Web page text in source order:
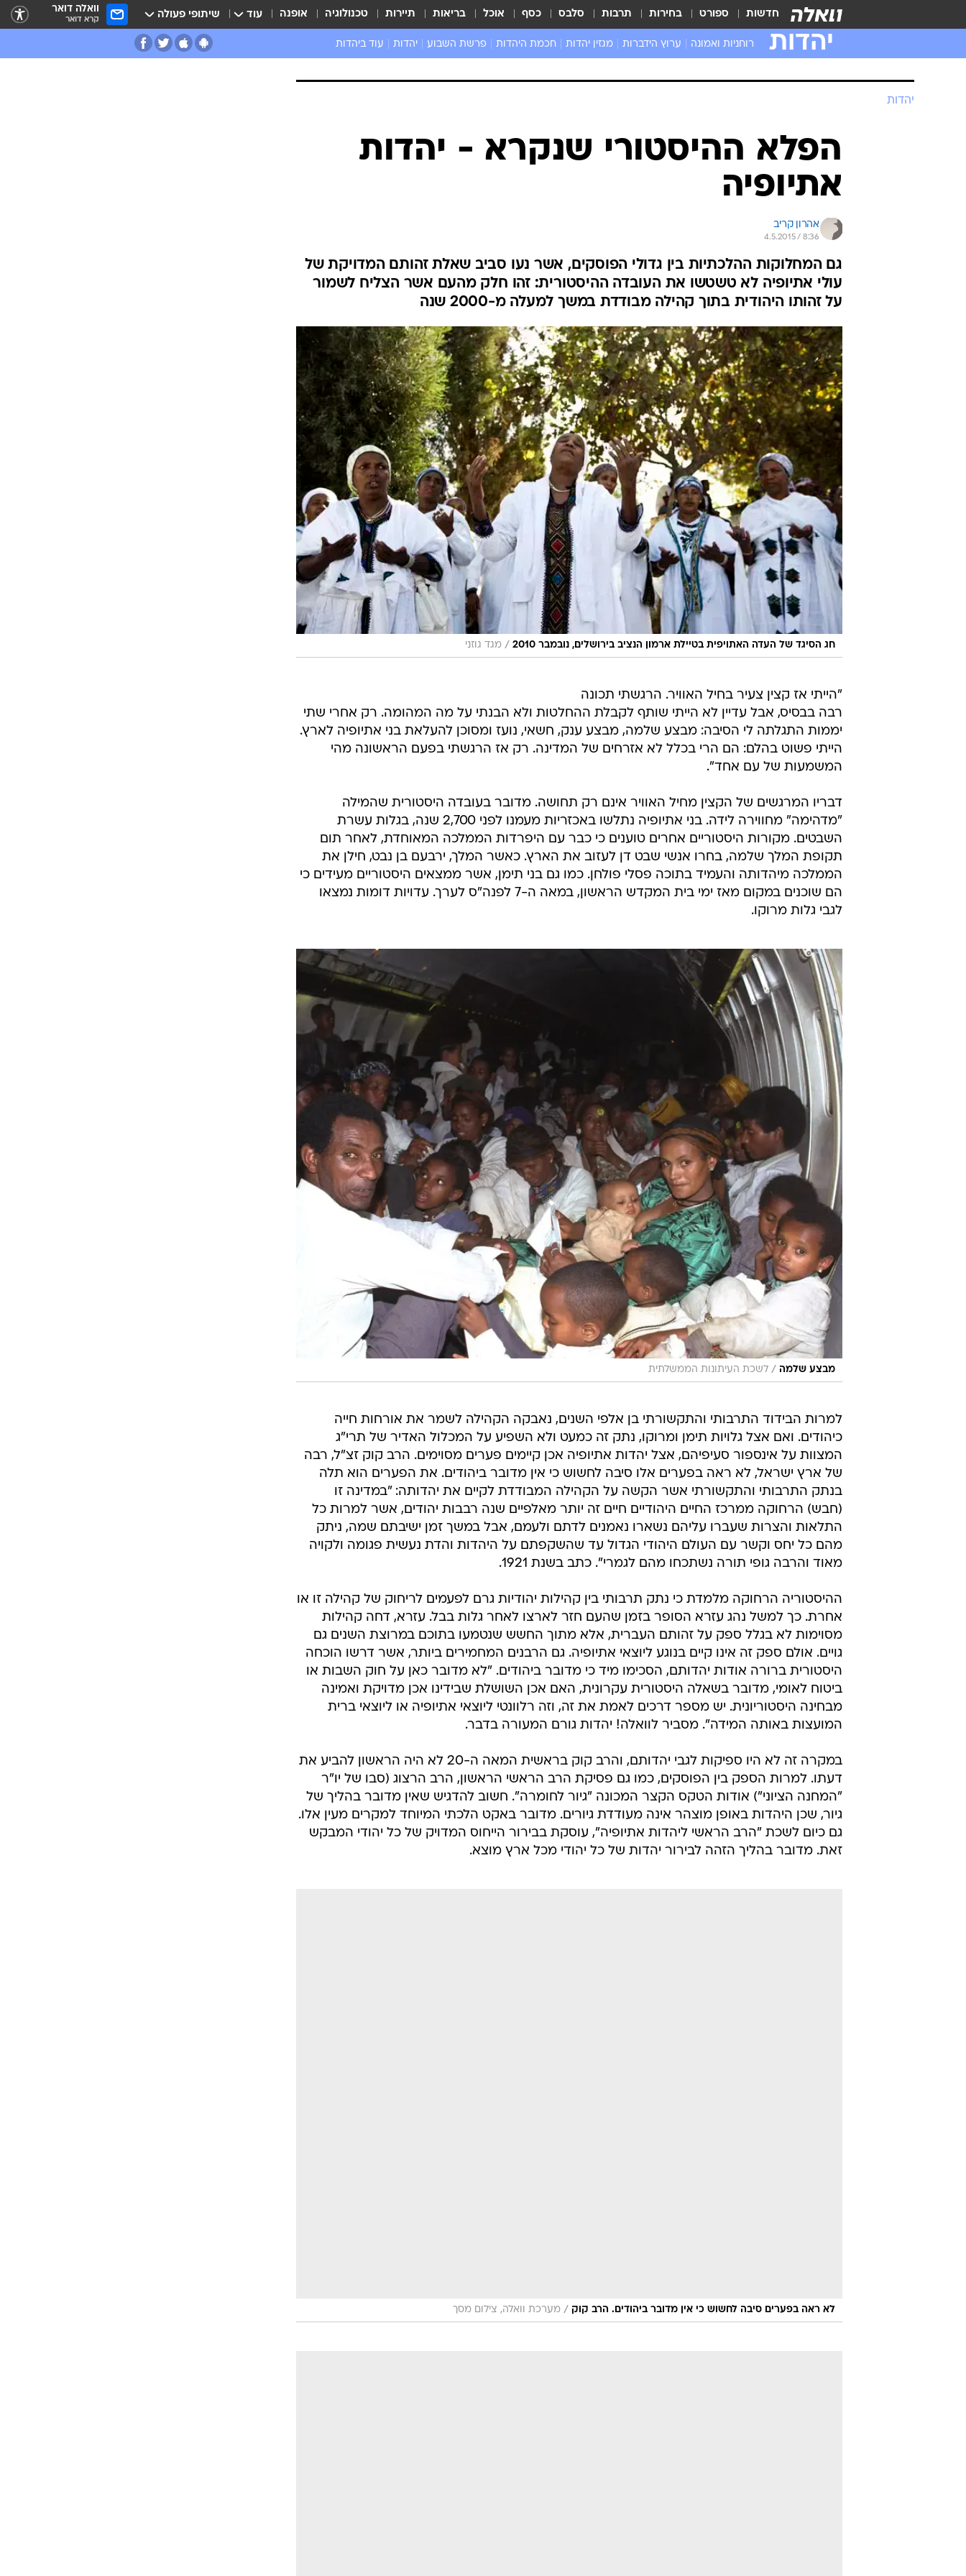
חדשות ספורט בחירות תרבות סלבס כסף אוכל בריאות תיירות טכנולוגיה אופנה עוד שיתופי פעולה וואלה דואר
קרא דואר
יהדות רוחניות ואמונה ערוץ הידברות מגזין יהדות חכמת היהדות פרשת השבוע יהדות עוד ביהדות
יהדות
הפלא ההיסטורי שנקרא - יהדות
אתיופיה
אהרון קריב
4.5.2015 / 8:36
גם המחלוקות ההלכתיות בין גדולי הפוסקים, אשר נעו סביב שאלת זהותם המדויקת של
עולי אתיופיה לא טשטשו את העובדה ההיסטורית: זהו חלק מהעם אשר הצליח לשמור
על זהותו היהודית בתוך קהילה מבודדת במשך למעלה מ-2000 שנה
חג הסיגד של העדה האתויפית בטיילת ארמון הנציב בירושלים, נובמבר 2010 / מגד גוזני
"הייתי אז קצין צעיר בחיל האוויר. הרגשתי תכונה
רבה בבסיס, אבל עדיין לא הייתי שותף לקבלת ההחלטות ולא הבנתי על מה המהומה. רק אחרי שתי
יממות התגלתה לי הסיבה: מבצע שלמה, מבצע ענק, חשאי, נועז ומסוכן להעלאת בני אתיופיה לארץ.
הייתי פשוט בהלם: הם הרי בכלל לא אזרחים של המדינה. רק אז הרגשתי בפעם הראשונה מהי
המשמעות של עם אחד".
דבריו המרגשים של הקצין מחיל האוויר אינם רק תחושה. מדובר בעובדה היסטורית שהמילה
"מדהימה" מחווירה לידה. בני אתיופיה נתלשו באכזריות מעמנו לפני 2,700 שנה, בגלות עשרת
השבטים. מקורות היסטוריים אחרים טוענים כי כבר עם היפרדות הממלכה המאוחדת, לאחר תום
תקופת המלך שלמה, בחרו אנשי שבט דן לעזוב את הארץ. כאשר המלך, ירבעם בן נבט, חילן את
הממלכה מיהדותה והעמיד בתוכה פסלי פולחן. כמו גם בני תימן, אשר ממצאים היסטוריים מעידים כי
הם שוכנים במקום מאז ימי בית המקדש הראשון, במאה ה-7 לפנה"ס לערך. עדויות דומות נמצאו
לגבי גלות מרוקו.
מבצע שלמה / לשכת העיתונות הממשלתית
למרות הבידוד התרבותי והתקשורתי בן אלפי השנים, נאבקה הקהילה לשמר את אורחות חייה
כיהודים. ואם אצל גלויות תימן ומרוקו, נתק זה כמעט ולא השפיע על המכלול האדיר של תרי"ג
המצוות על אינספור סעיפיהם, אצל יהדות אתיופיה אכן קיימים פערים מסוימים. הרב קוק זצ"ל, רבה
של ארץ ישראל, לא ראה בפערים אלו סיבה לחשוש כי אין מדובר ביהודים. את הפערים הוא תלה
בנתק התרבותי והתקשורתי אשר הקשה על הקהילה המבודדת לקיים את יהדותה: "במדינה זו
(חבש) הרחוקה ממרכז החיים היהודיים חיים זה יותר מאלפיים שנה רבבות יהודים, אשר למרות כל
התלאות והצרות שעברו עליהם נשארו נאמנים לדתם ולעמם, אבל במשך זמן ישיבתם שמה, ניתק
מהם כל יחס וקשר עם העולם היהודי הגדול עד שהשקפתם על היהדות והדת נעשית פגומה ולקויה
מאוד והרבה גופי תורה נשתכחו מהם לגמרי". כתב בשנת 1921.
ההיסטוריה הרחוקה מלמדת כי נתק תרבותי בין קהילות יהודיות גרם לפעמים לריחוק של קהילה זו או
אחרת. כך למשל נהג עזרא הסופר בזמן שהעם חזר לארצו לאחר גלות בבל. עזרא, דחה קהילות
מסוימות לא בגלל ספק על זהותם העברית, אלא מתוך החשש שנטמעו בתוכם במרוצת השנים גם
גויים. אולם ספק זה אינו קיים בנוגע ליוצאי אתיופיה. גם הרבנים המחמירים ביותר, אשר דרשו הוכחה
היסטורית ברורה אודות יהדותם, הסכימו מיד כי מדובר ביהודים. "לא מדובר כאן על חוק השבות או
ביטוח לאומי, מדובר בשאלה היסטורית עקרונית, האם אכן השושלת שבידינו אכן מדויקת ואמינה
מבחינה היסטוריונית. יש מספר דרכים לאמת את זה, וזה רלוונטי ליוצאי אתיופיה או ליוצאי ברית
המועצות באותה המידה". מסביר לוואלה! יהדות גורם המעורה בדבר.
במקרה זה לא היו ספיקות לגבי יהדותם, והרב קוק בראשית המאה ה-20 לא היה הראשון להביע את
דעתו. למרות הספק בין הפוסקים, כמו גם פסיקת הרב הראשי הראשון, הרב הרצוג (סבו של יו"ר
"המחנה הציוני") אודות הטקס הקצר המכונה "גיור לחומרה". חשוב להדגיש שאין מדובר בהליך של
גיור, שכן היהדות באופן מוצהר אינה מעודדת גיורים. מדובר באקט הלכתי המיוחד למקרים מעין אלו.
גם כיום לשכת "הרב הראשי ליהדות אתיופיה", עוסקת בבירור הייחוס המדויק של כל יהודי המבקש
זאת. מדובר בהליך הזהה לבירור יהדות של כל יהודי מכל ארץ מוצא.
לא ראה בפערים סיבה לחשוש כי אין מדובר ביהודים. הרב קוק / מערכת וואלה, צילום מסך